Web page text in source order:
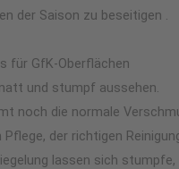
der Saison zu beseitigen .
für GfK-Oberflächen
und stumpf aussehen.
noch die normale
der richtigen
lassen sich stumpfe,